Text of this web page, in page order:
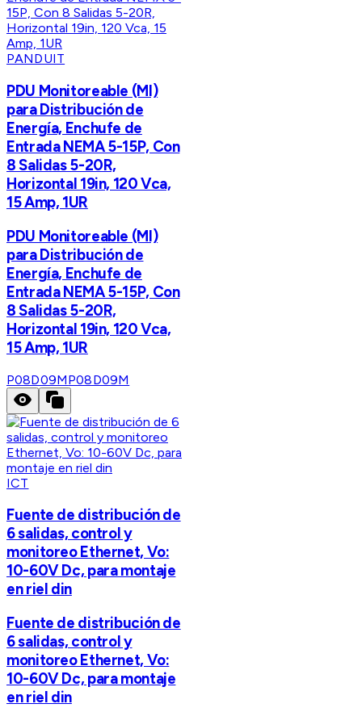
PANDUIT
PDU Monitoreable (MI)
para Distribución de
Energía, Enchufe de
Entrada NEMA 5-15P, Con
8 Salidas 5-20R,
Horizontal 19in, 120 Vca,
15 Amp, 1UR
PDU Monitoreable (MI)
para Distribución de
Energía, Enchufe de
Entrada NEMA 5-15P, Con
8 Salidas 5-20R,
Horizontal 19in, 120 Vca,
15 Amp, 1UR
P08D09MP08D09M
ICT
Fuente de distribución de
6 salidas, control y
monitoreo Ethernet, Vo:
10-60V Dc, para montaje
en riel din
Fuente de distribución de
6 salidas, control y
monitoreo Ethernet, Vo:
10-60V Dc, para montaje
en riel din